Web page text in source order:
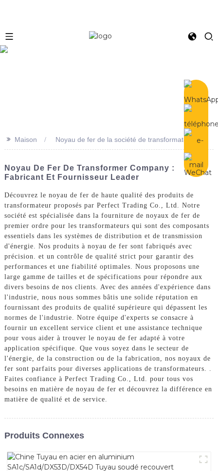
>> Maison Noyau de fer de la société de transformateurs
Noyau De Fer De Transformer Company :
Fabricant Et Fournisseur Leader
Découvrez le noyau de fer de haute qualité des produits de
transformateur proposés par Perfect Trading Co., Ltd. Notre
société est spécialisée dans la fourniture de noyaux de fer de
premier ordre pour les transformateurs qui sont des composants
essentiels dans les systèmes de distribution et de transmission
d'énergie. Nos produits à noyau de fer sont fabriqués avec
précision. et un contrôle de qualité strict pour garantir des
performances et une fiabilité optimales. Nous proposons une
large gamme de tailles et de spécifications pour répondre aux
divers besoins de nos clients. Avec des années d'expérience dans
l'industrie, nous nous sommes bâtis une solide réputation en
fournissant des produits de qualité supérieure qui dépassent les
normes de l'industrie. Notre équipe d'experts se consacre à
fournir un excellent service client et une assistance technique
pour vous aider à trouver le noyau de fer adapté à votre
application spécifique. Que vous soyez dans le secteur de
l'énergie, de la construction ou de la fabrication, nos noyaux de
fer sont parfaits pour diverses applications de transformateurs. .
Faites confiance à Perfect Trading Co., Ltd. pour tous vos
besoins en matière de noyau de fer et découvrez la différence en
matière de qualité et de service.
Produits Connexes